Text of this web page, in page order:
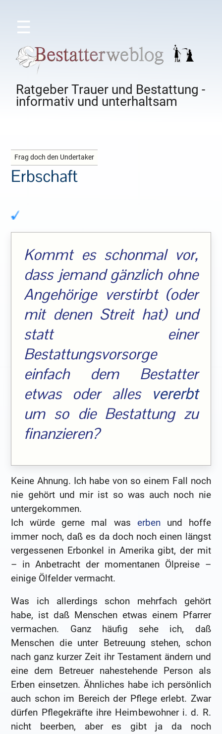
☰
Ratgeber Trauer und Bestattung -
informativ und unterhaltsam
Frag doch den Undertaker
Erbschaft
Kommt es schonmal vor,
dass jemand gänzlich ohne
Angehörige verstirbt (oder
mit denen Streit hat) und
statt einer
Bestattungsvorsorge
einfach dem Bestatter
etwas oder alles
vererbt
um so die Bestattung zu
finanzieren?
Keine Ahnung. Ich habe von so einem Fall noch
nie gehört und mir ist so was auch noch nie
untergekommen.
Ich würde gerne mal was erbenund hoffe
immer noch, daß es da doch noch einen längst
vergessenen Erbonkel in Amerika gibt, der mit
– in Anbetracht der momentanen Ölpreise –
einige Ölfelder vermacht.
Was ich allerdings schon mehrfach gehört
habe, ist daß Menschen etwas einem Pfarrer
vermachen. Ganz häufig sehe ich, daß
Menschen die unter Betreuung stehen, schon
nach ganz kurzer Zeit ihr Testament ändern und
eine dem Betreuer nahestehende Person als
Erben einsetzen. Ähnliches habe ich persönlich
auch schon im Bereich der Pflege erlebt. Zwar
dürfen Pflegekräfte ihre Heimbewohner i. d. R.
nicht beerben, aber es gibt ja da noch